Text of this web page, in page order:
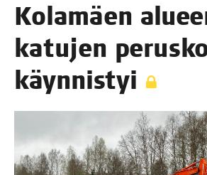
Kola­mäen
katu­jen
käynnistyi